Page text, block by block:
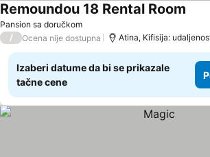
Pansion sa doručkom
Remoundou 18 Rental Room
/ Ocena nije dostupna Atina, Kifisija:
Izaberi datume da bi se prikazale
tačne cene